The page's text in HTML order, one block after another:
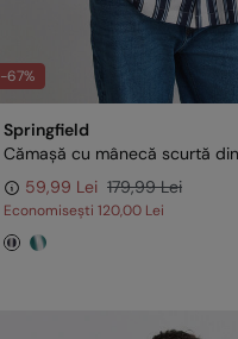
-67%
Springfield
59,99 Lei 179,99 Lei
Economisești 120,00 Lei